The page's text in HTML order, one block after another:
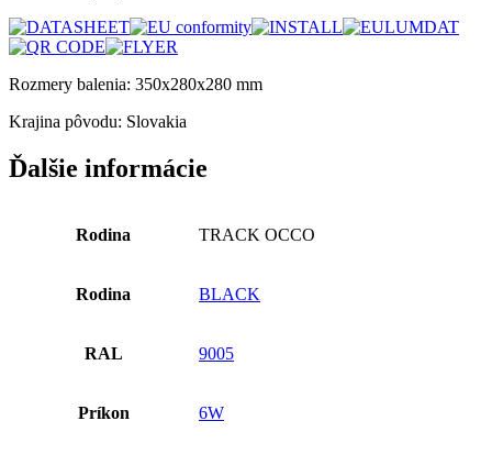
Rozmery balenia: 350x280x280 mm
Krajina pôvodu: Slovakia
Ďalšie informácie
Rodina TRACK OCCO
Rodina BLACK
RAL 9005
Príkon 6W